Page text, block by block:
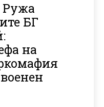
Ружа
БГ
на